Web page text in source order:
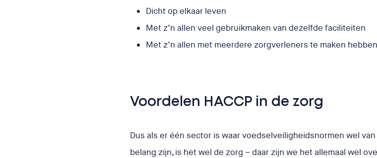
Dicht op elkaar leven
Met z’n allen veel gebruikmaken van dezelfde faciliteiten
Met z’n allen met meerdere zorgverleners te maken hebben
Voordelen HACCP in de zorg
Dus als er één sector is waar voedselveiligheidsnormen wel van
belang zijn, is het wel de zorg – daar zijn we het allemaal wel